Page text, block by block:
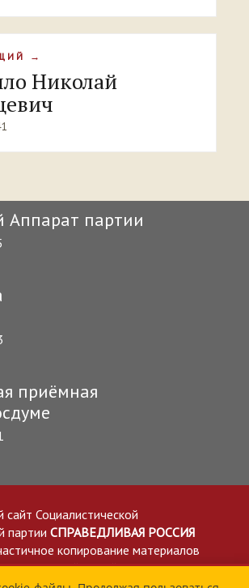
→
Николай
Аппарат партии
приёмная
Социалистической
партии СПРАВЕДЛИВАЯ РОССИЯ
копирование материалов
со ссылкой на сайт spravedlivo.ru